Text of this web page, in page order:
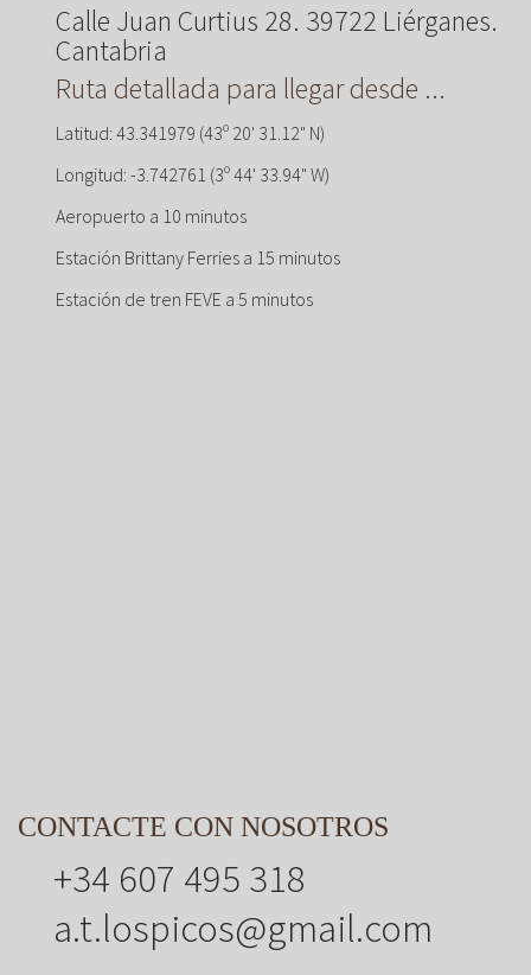
Calle Juan Curtius 28. 39722 Liérganes.
Cantabria
Ruta detallada para llegar desde ...
Latitud: 43.341979 (43º 20' 31.12" N)
Longitud: -3.742761 (3º 44' 33.94" W)
Aeropuerto a 10 minutos
Estación Brittany Ferries a 15 minutos
Estación de tren FEVE a 5 minutos
CONTACTE CON NOSOTROS
+34 607 495 318
a.t.lospicos@gmail.com